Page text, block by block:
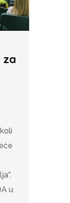
za
u